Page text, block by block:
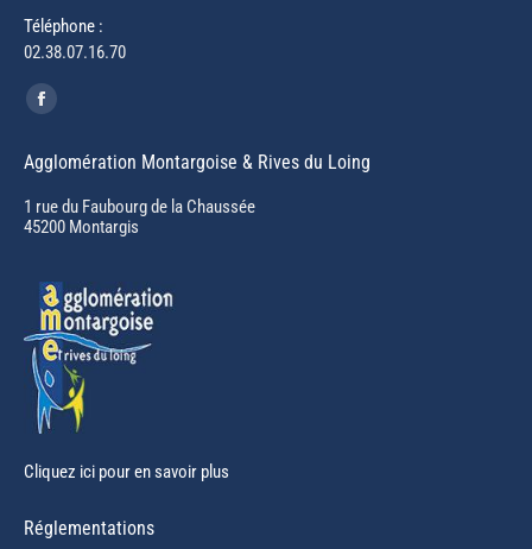
Téléphone :
02.38.07.16.70
Trouvez nous sur :
Facebook
opens
in
new
Agglomération Montargoise & Rives du Loing
1 rue du Faubourg de la Chaussée
45200 Montargis
Cliquez ici pour en savoir plus
Réglementations